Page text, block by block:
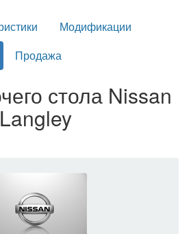
Модификации
Продажа
стола Nissan
Langley